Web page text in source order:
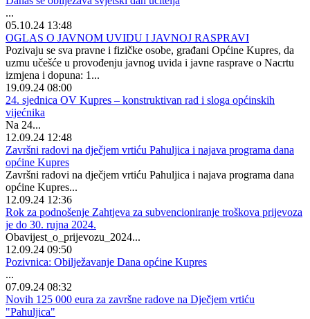
...
05.10.24 13:48
OGLAS O JAVNOM UVIDU I JAVNOJ RASPRAVI
Pozivaju se sva pravne i fizičke osobe, građani Općine Kupres, da
uzmu učešće u provođenju javnog uvida i javne rasprave o Nacrtu
izmjena i dopuna: 1...
19.09.24 08:00
24. sjednica OV Kupres – konstruktivan rad i sloga općinskih
vijećnika
Na 24...
12.09.24 12:48
Završni radovi na dječjem vrtiću Pahuljica i najava programa dana
općine Kupres
Završni radovi na dječjem vrtiću Pahuljica i najava programa dana
općine Kupres...
12.09.24 12:36
Rok za podnošenje Zahtjeva za subvencioniranje troškova prijevoza
je do 30. rujna 2024.
Obavijest_o_prijevozu_2024...
12.09.24 09:50
Pozivnica: Obilježavanje Dana općine Kupres
...
07.09.24 08:32
Novih 125 000 eura za završne radove na Dječjem vrtiću
"Pahuljica"